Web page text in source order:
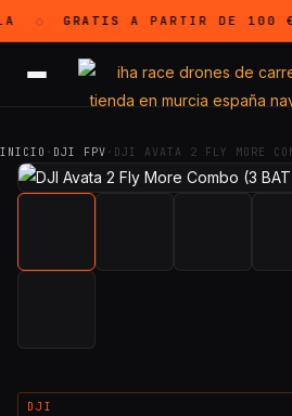
◇ GRATISA PARTIR DE 100 €
INICIO · DJI FPV · DJI AVATA 2 FLY MORE
DJI